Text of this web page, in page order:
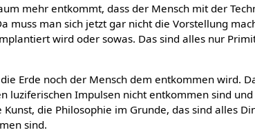
mehr entkommt, dass der Mensch mit der
muss man sich jetzt gar nicht die Vorstellung
wird oder sowas. Das sind alles nur
Erde noch der Mensch dem entkommen wird.
luziferischen Impulsen nicht entkommen sind
die Philosophie im Grunde, das sind alles
sind.